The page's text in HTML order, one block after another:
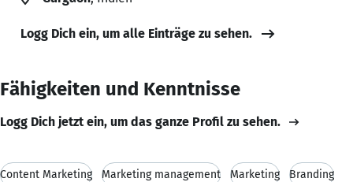
Logg Dich ein, um alle Einträge zu sehen.
Fähigkeiten und Kenntnisse
Logg Dich jetzt ein, um das ganze Profil zu sehen.
Content Marketing Marketing management Marketing Branding